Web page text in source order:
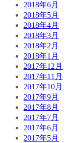
2018年6月
2018年5月
2018年4月
2018年3月
2018年2月
2018年1月
2017年12月
2017年11月
2017年10月
2017年9月
2017年8月
2017年7月
2017年6月
2017年5月